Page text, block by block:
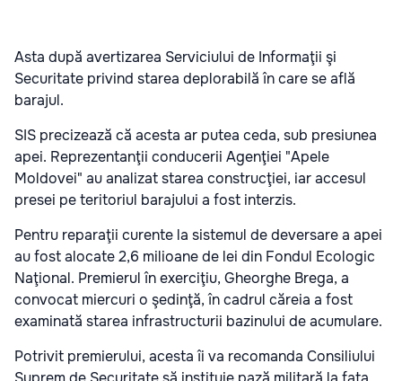
Asta după avertizarea Serviciului de Informaţii şi
Securitate privind starea deplorabilă în care se află
barajul.
SIS precizează că acesta ar putea ceda, sub presiunea
apei. Reprezentanţii conducerii Agenţiei "Apele
Moldovei" au analizat starea construcţiei, iar accesul
presei pe teritoriul barajului a fost interzis.
Pentru reparaţii curente la sistemul de deversare a apei
au fost alocate 2,6 milioane de lei din Fondul Ecologic
Naţional. Premierul în exerciţiu, Gheorghe Brega, a
convocat miercuri o şedinţă, în cadrul căreia a fost
examinată starea infrastructurii bazinului de acumulare.
Potrivit premierului, acesta îi va recomanda Consiliului